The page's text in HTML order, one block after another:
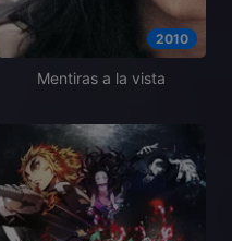
2010
Mentiras a la vista